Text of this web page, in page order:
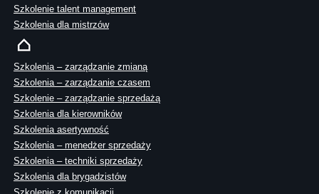
Szkolenie talent management
Szkolenia dla mistrzów
Szkolenia – zarządzanie zmianą
Szkolenia – zarządzanie czasem
Szkolenie – zarządzanie sprzedażą
Szkolenia dla kierowników
Szkolenia asertywność
Szkolenia – menedżer sprzedaży
Szkolenia – techniki sprzedaży
Szkolenia dla brygadzistów